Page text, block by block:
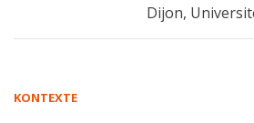
Dijon,
KONTEXTE